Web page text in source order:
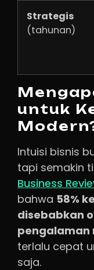
Strategis
(tahunan)
untuk
Intuisi bisnis
tapi semakin
Business
bahwa 58%
disebabkan
pengalaman
terlalu cepat
saja.